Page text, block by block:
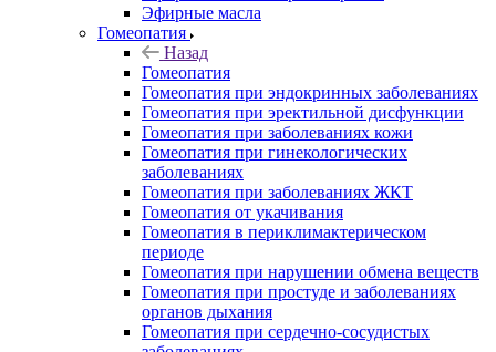
Эфирные масла
Гомеопатия
Назад
Гомеопатия
Гомеопатия при эндокринных заболеваниях
Гомеопатия при эректильной дисфункции
Гомеопатия при заболеваниях кожи
Гомеопатия при гинекологических
заболеваниях
Гомеопатия при заболеваниях ЖКТ
Гомеопатия от укачивания
Гомеопатия в периклимактерическом
периоде
Гомеопатия при нарушении обмена веществ
Гомеопатия при простуде и заболеваниях
органов дыхания
Гомеопатия при сердечно-сосудистых